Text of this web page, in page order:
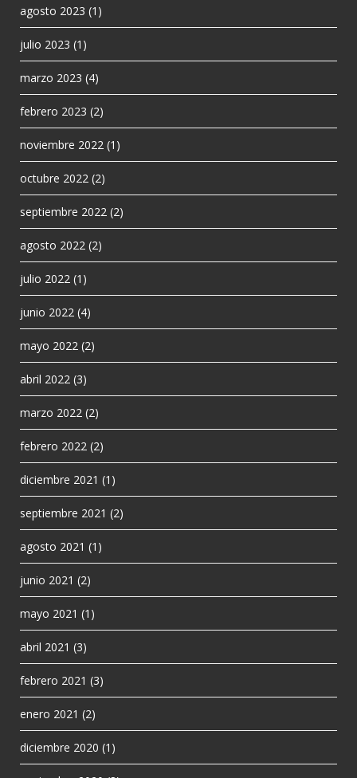
agosto 2023 (1)
julio 2023 (1)
marzo 2023 (4)
febrero 2023 (2)
noviembre 2022 (1)
octubre 2022 (2)
septiembre 2022 (2)
agosto 2022 (2)
julio 2022 (1)
junio 2022 (4)
mayo 2022 (2)
abril 2022 (3)
marzo 2022 (2)
febrero 2022 (2)
diciembre 2021 (1)
septiembre 2021 (2)
agosto 2021 (1)
junio 2021 (2)
mayo 2021 (1)
abril 2021 (3)
febrero 2021 (3)
enero 2021 (2)
diciembre 2020 (1)